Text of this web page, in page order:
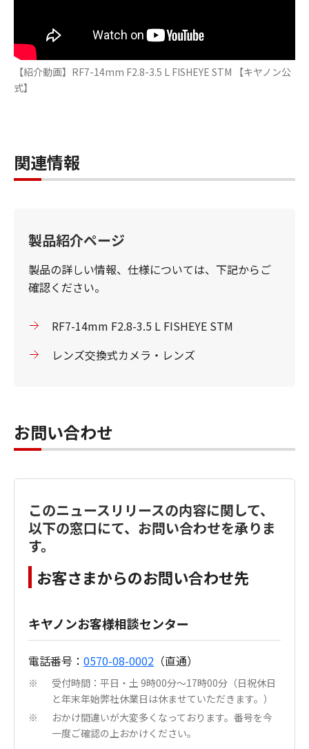
【紹介動画】RF7-14mm F2.8-3.5 L FISHEYE STM 【キヤノン公
式】
関連情報
製品紹介ページ
製品の詳しい情報、仕様については、下記からご
確認ください。
RF7-14mm F2.8-3.5 L FISHEYE STM
レンズ交換式カメラ・レンズ
お問い合わせ
このニュースリリースの内容に関して、
以下の窓口にて、お問い合わせを承りま
す。
お客さまからのお問い合わせ先
キヤノンお客様相談センター
電話番号： 0570-08-0002 （直通）
※
受付時間：平日・土 9時00分～17時00分（日祝休日
と年末年始弊社休業日は休ませていただきます。）
※
おかけ間違いが大変多くなっております。番号を今
一度ご確認の上おかけください。